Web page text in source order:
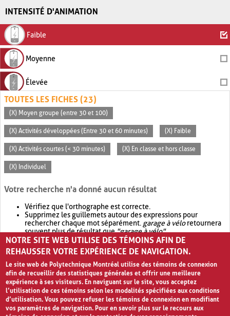
INTENSITÉ D'ANIMATION
Faible
Moyenne
Élevée
TOUTES LES FICHES (23)
(X) Moyen groupe (entre 30 et 100)
(X) Activités développées (Entre 30 et 60 minutes) (X) Faible
(X) Activités courtes (< 30 minutes) (X) En classe et hors classe
(X) Individuel
Votre recherche n'a donné aucun résultat
Vérifiez que l'orthographe est correcte.
Supprimez les guillemets autour des expressions pour
rechercher chaque mot séparément. garage à véloretournera
souvent plus de résultat que"garage à vélo".
Envisagez d'élargir votre recherche avec OR.garage OR vélo
retournera souvent plus de résultat quegarage à vélo
NOTRE SITE WEB UTILISE DES TÉMOINS AFIN DE
REHAUSSER VOTRE EXPÉRIENCE DE NAVIGATION.
Le site web de Polytechnique Montréal utilise des témoins de connexion
afin de recueillir des statistiques générales et offrir une meilleure
expérience à ses visiteurs. En naviguant sur le site, vous acceptez
l’utilisation de ces témoins selon les modalités spécifiées aux conditions
d’utilisation. Vous pouvez refuser les témoins de connexion en modifiant
vos paramètres de navigation. Pour en savoir plus sur le recours aux